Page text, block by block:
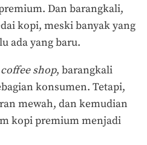
Dan barangkali,
kopi, meski banyak yang
ada yang baru.
coffee shop, barangkali
konsumen. Tetapi,
mewah, dan kemudian
kopi premium menjadi